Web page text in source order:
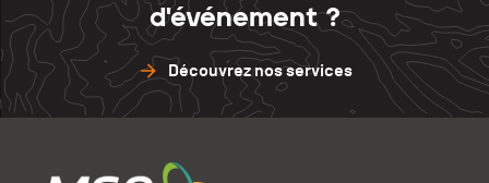
d'événement ?
Découvrez nos services